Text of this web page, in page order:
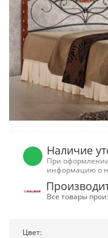
Наличие
При
информацию о
Все товары
Цвет: